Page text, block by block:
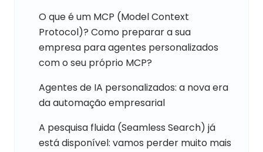
O que é um MCP (Model Context
Protocol)? Como preparar a sua
empresa para agentes personalizados
com o seu próprio MCP?
Agentes de IA personalizados: a nova era
da automação empresarial
A pesquisa fluida (Seamless Search) já
está disponível: vamos perder muito mais